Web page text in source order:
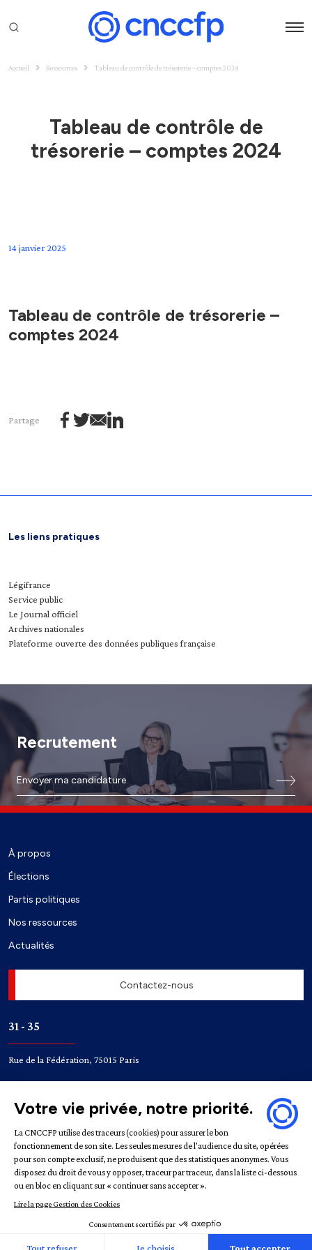
Accueil Ressources Tableau de contrôle de trésorerie – comptes 2024
Tableau de contrôle de
trésorerie – comptes 2024
14 janvier 2025
Tableau de contrôle de trésorerie –
comptes 2024
Partage
Les liens pratiques
Légifrance
Service public
Le Journal officiel
Archives nationales
Plateforme ouverte des données publiques française
Recrutement
Envoyer ma candidature
À propos
Élections
Partis politiques
Nos ressources
Actualités
Contactez-nous
31 - 35
Rue de la Fédération, 75015 Paris
Bir-Hakeim Champ de Mars
Mentions légales Politique de confidentialité
Gestion des
cookies